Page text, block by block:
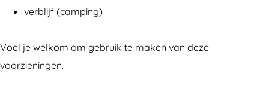
verblijf (camping)
Voel je welkom om gebruik te maken van deze
voorzieningen.